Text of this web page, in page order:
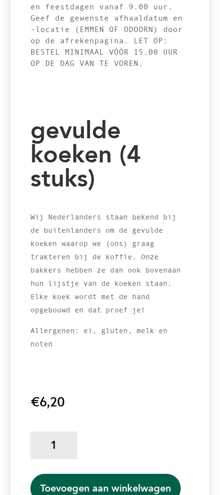
en feestdagen vanaf 9.00 uur.
Geef de gewenste afhaaldatum en
-locatie (EMMEN OF ODOORN) door
op de afrekenpagina. LET OP:
BESTEL MINIMAAL VÓÓR 15.00 UUR
OP DE DAG VAN TE VOREN.
gevulde
koeken (4
stuks)
Wij Nederlanders staan bekend bij
de buitenlanders om de gevulde
koeken waarop we (ons) graag
trakteren bij de koffie. Onze
bakkers hebben ze dan ook bovenaan
hun lijstje van de koeken staan.
Elke koek wordt met de hand
opgebouwd en dat proef je!
Allergenen: ei, gluten, melk en
noten
€6,20
koeken
stuks)
aantal
Toevoegen aan winkelwagen